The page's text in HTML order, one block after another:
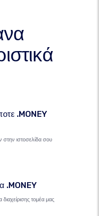
.MONEY
στην ιστοσελίδα σου
.MONEY
τομέα μας